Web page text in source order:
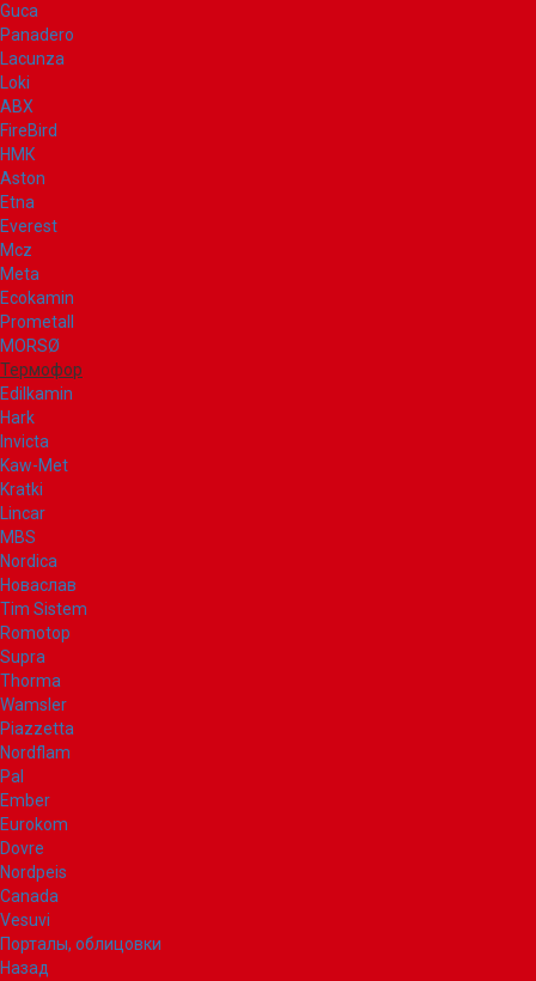
Guca
Panadero
Lacunza
Loki
ABX
FireBird
НМК
Aston
Etna
Everest
Mcz
Meta
Ecokamin
Prometall
MORSØ
Термофор
Edilkamin
Hark
Invicta
Kaw-Met
Kratki
Lincar
MBS
Nordica
Новаслав
Tim Sistem
Romotop
Supra
Thorma
Wamsler
Piazzetta
Nordflam
Pal
Ember
Eurokom
Dovre
Nordpeis
Canada
Vesuvi
Порталы, облицовки
Назад